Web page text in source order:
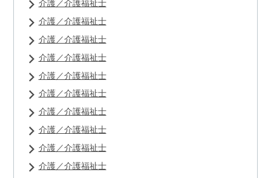
介護／介護福祉士
介護／介護福祉士
介護／介護福祉士
介護／介護福祉士
介護／介護福祉士
介護／介護福祉士
介護／介護福祉士
介護／介護福祉士
介護／介護福祉士
介護／介護福祉士